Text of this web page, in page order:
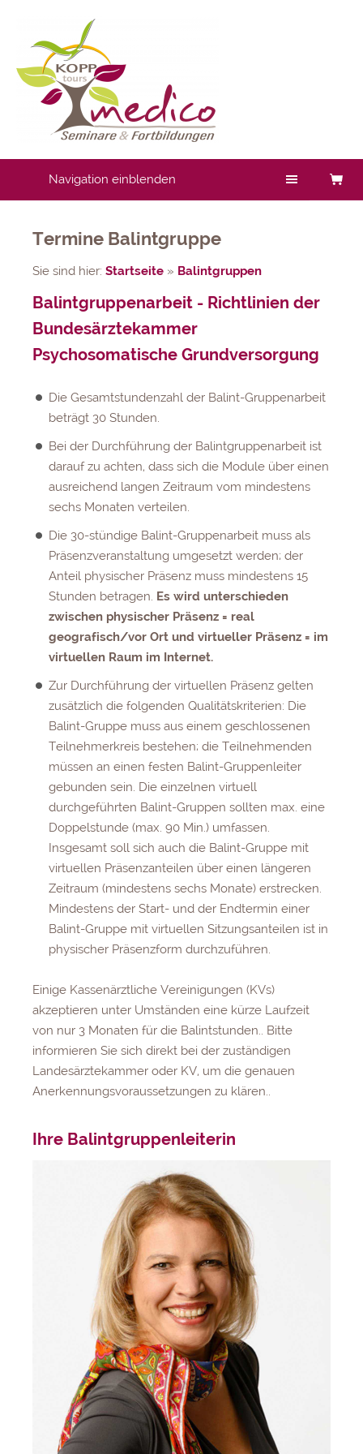
Navigation einblenden
Termine Balintgruppe
Sie sind hier: Startseite » Balintgruppen
Balintgruppenarbeit - Richtlinien der
Bundesärztekammer
Psychosomatische Grundversorgung
Die Gesamtstundenzahl der Balint-Gruppenarbeit
beträgt 30 Stunden.
Bei der Durchführung der Balintgruppenarbeit ist
darauf zu achten, dass sich die Module über einen
ausreichend langen Zeitraum vom mindestens
sechs Monaten verteilen.
Die 30-stündige Balint-Gruppenarbeit muss als
Präsenzveranstaltung umgesetzt werden; der
Anteil physischer Präsenz muss mindestens 15
Stunden betragen. Es wird unterschieden
zwischen physischer Präsenz = real
geografisch/vor Ort und virtueller Präsenz = im
virtuellen Raum im Internet.
Zur Durchführung der virtuellen Präsenz gelten
zusätzlich die folgenden Qualitätskriterien: Die
Balint-Gruppe muss aus einem geschlossenen
Teilnehmerkreis bestehen; die Teilnehmenden
müssen an einen festen Balint-Gruppenleiter
gebunden sein. Die einzelnen virtuell
durchgeführten Balint-Gruppen sollten max. eine
Doppelstunde (max. 90 Min.) umfassen.
Insgesamt soll sich auch die Balint-Gruppe mit
virtuellen Präsenzanteilen über einen längeren
Zeitraum (mindestens sechs Monate) erstrecken.
Mindestens der Start- und der Endtermin einer
Balint-Gruppe mit virtuellen Sitzungsanteilen ist in
physischer Präsenzform durchzuführen.
Einige Kassenärztliche Vereinigungen (KVs)
akzeptieren unter Umständen eine kürze Laufzeit
von nur 3 Monaten für die Balintstunden.. Bitte
informieren Sie sich direkt bei der zuständigen
Landesärztekammer oder KV, um die genauen
Anerkennungsvoraussetzungen zu klären..
Ihre Balintgruppenleiterin